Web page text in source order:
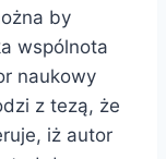
by
wspólnota
naukowy
z tezą, że
iż autor